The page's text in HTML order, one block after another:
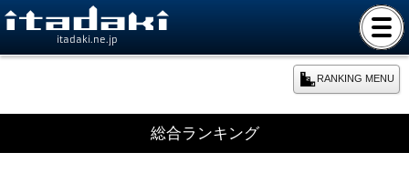
itadaki.ne.jp
RANKING MENU
本日のランキング
総合ランキング